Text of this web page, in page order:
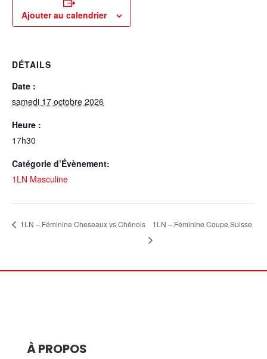
Ajouter au calendrier
DÉTAILS
Date :
samedi 17 octobre 2026
Heure :
17h30
Catégorie d’Évènement:
1LN Masculine
1LN – Féminine Cheseaux vs Chênois 1LN – Féminine Coupe Suisse
À PROPOS